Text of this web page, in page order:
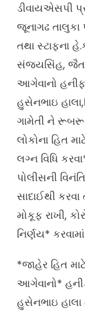
ડીવાયએસપી
જૂનાગઢ તાલુકા
તથા સ્ટાફના
સંજયસિંહ, જૈતા
આગેવાનો
હુસેનભાઇ
ગામેતી ને રૂબરૂ
લોકોના હિત
લગ્ન વિધિ
પોલીસની
સાદાઈથી
મોકૂફ રાખી,
નિર્ણય*
*જાહેર હિત
આગેવાનો*
હુસેનભાઇ હાલા